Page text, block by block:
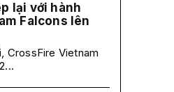
lại với hành
Falcons lên
CrossFire Vietnam